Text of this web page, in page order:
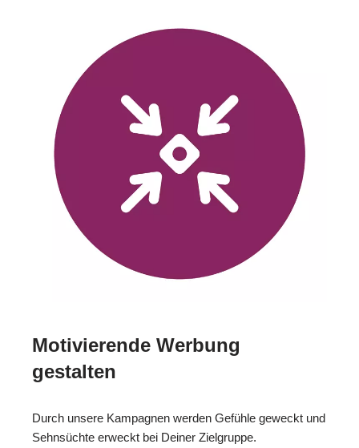
Motivierende Werbung
gestalten
Durch unsere Kampagnen werden Gefühle geweckt und
Sehnsüchte erweckt bei Deiner Zielgruppe.